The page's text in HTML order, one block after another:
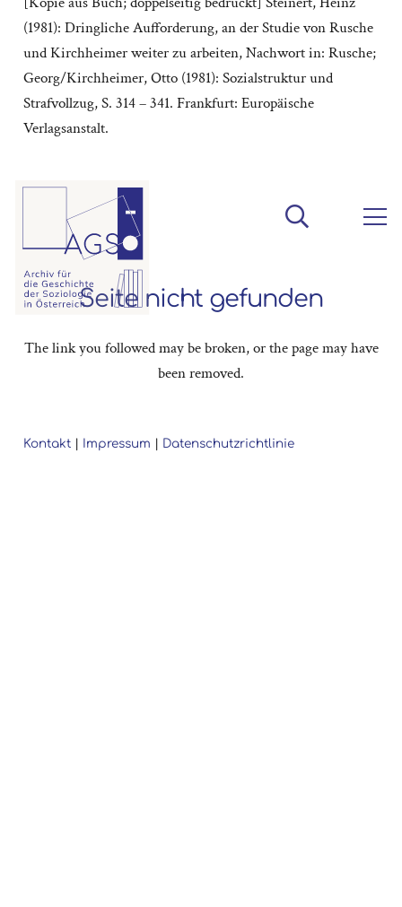
(1981): Dringliche Aufforderung, an der Studie von Rusche
und Kirchheimer weiter zu arbeiten, Nachwort in: Rusche;
Georg/Kirchheimer, Otto (1981): Sozialstruktur und
Strafvollzug, S. 314 – 341. Frankfurt: Europäische
Verlagsanstalt.